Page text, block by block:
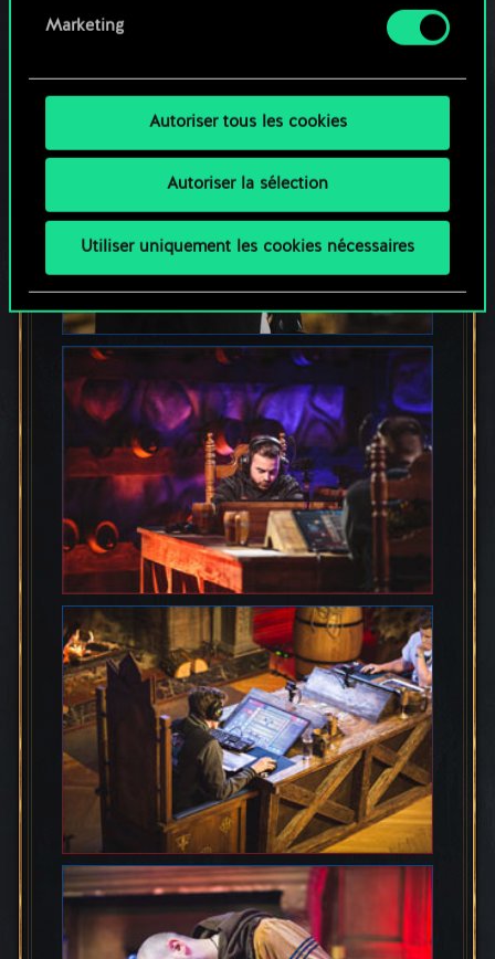
Marketing
Autoriser tous les cookies
Autoriser la sélection
Utiliser uniquement les cookies nécessaires